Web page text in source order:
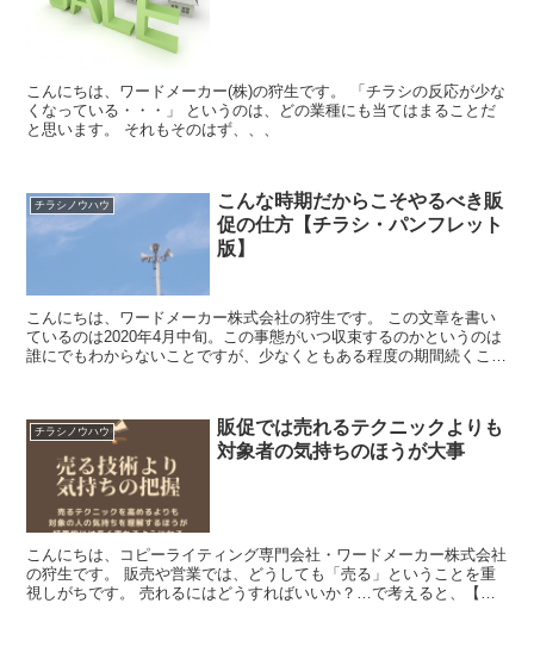
こんにちは、ワードメーカー(株)の狩生です。 「チラシの反応が少な
くなっている・・・」 というのは、どの業種にも当てはまることだ
と思います。 それもそのはず、、、
チラシノウハウ
こんな時期だからこそやるべき販
促の仕方【チラシ・パンフレット
版】
こんにちは、ワードメーカー株式会社の狩生です。 この文章を書い
ているのは2020年4月中旬。この事態がいつ収束するのかというのは
誰にでもわからないことですが、少なくともある程度の期間続くこと
チラシノウハウ
販促では売れるテクニックよりも
対象者の気持ちのほうが大事
こんにちは、コピーライティング専門会社・ワードメーカー株式会社
の狩生です。 販売や営業では、どうしても「売る」ということを重
視しがちです。 売れるにはどうすればいいか？…で考えると、【テ